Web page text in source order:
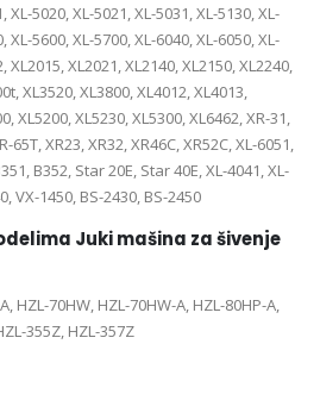
XL-5020, XL-5021, XL-5031, XL-5130, XL-
XL-5600, XL-5700, XL-6040, XL-6050, XL-
XL2015, XL2021, XL2140, XL2150, XL2240,
XL3520, XL3800, XL4012, XL4013,
XL5200, XL5230, XL5300, XL6462, XR-31,
65T, XR23, XR32, XR46C, XR52C, XL-6051,
B352, Star 20E, Star 40E, XL-4041, XL-
VX-1450, BS-2430, BS-2450
Jukimašina za šivenje
HZL-70HW, HZL-70HW-A, HZL-80HP-A,
355Z, HZL-357Z